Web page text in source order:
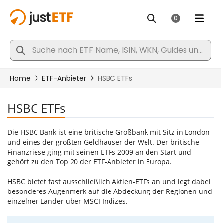
HSBC ETFs
Die HSBC Bank ist eine britische Großbank mit Sitz in London
und eines der größten Geldhäuser der Welt. Der britische
Finanzriese ging mit seinen ETFs 2009 an den Start und
gehört zu den Top 20 der ETF-Anbieter in Europa.
HSBC bietet fast ausschließlich Aktien-ETFs an und legt dabei
besonderes Augenmerk auf die Abdeckung der Regionen und
einzelner Länder über MSCI Indizes.